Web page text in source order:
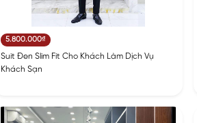
5.800.000₫
Suit Đen Slim Fit Cho Khách Làm Dịch Vụ
Khách Sạn